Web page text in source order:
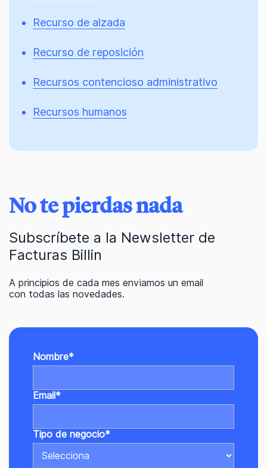
Recurso de alzada
Recurso de reposición
Recursos contencioso administrativo
Recursos humanos
No te pierdas nada
Subscríbete a la Newsletter de
Facturas Billin
A principios de cada mes enviamos un email
con todas las novedades.
Nombre*
Email *
Tipo de negocio*